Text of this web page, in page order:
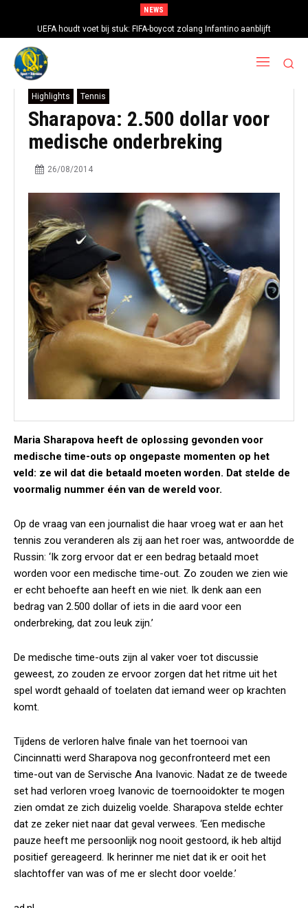
NEWS
UEFA houdt voet bij stuk: FIFA-boycot zolang Infantino aanblijft
Highlights Tennis
Sharapova: 2.500 dollar voor
medische onderbreking
26/08/2014
Maria Sharapova heeft de oplossing gevonden voor
medische time-outs op ongepaste momenten op het
veld: ze wil dat die betaald moeten worden. Dat stelde de
voormalig nummer één van de wereld voor.
Op de vraag van een journalist die haar vroeg wat er aan het
tennis zou veranderen als zij aan het roer was, antwoordde de
Russin: ‘Ik zorg ervoor dat er een bedrag betaald moet
worden voor een medische time-out. Zo zouden we zien wie
er echt behoefte aan heeft en wie niet. Ik denk aan een
bedrag van 2.500 dollar of iets in die aard voor een
onderbreking, dat zou leuk zijn.’
De medische time-outs zijn al vaker voer tot discussie
geweest, zo zouden ze ervoor zorgen dat het ritme uit het
spel wordt gehaald of toelaten dat iemand weer op krachten
komt.
Tijdens de verloren halve finale van het toernooi van
Cincinnatti werd Sharapova nog geconfronteerd met een
time-out van de Servische Ana Ivanovic. Nadat ze de tweede
set had verloren vroeg Ivanovic de toernooidokter te mogen
zien omdat ze zich duizelig voelde. Sharapova stelde echter
dat ze zeker niet naar dat geval verwees. ‘Een medische
pauze heeft me persoonlijk nog nooit gestoord, ik heb altijd
positief gereageerd. Ik herinner me niet dat ik er ooit het
slachtoffer van was of me er slecht door voelde.’